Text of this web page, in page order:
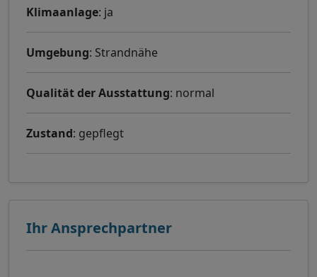
Klimaanlage: ja
Umgebung: Strandnähe
Qualität der Ausstattung: normal
Zustand: gepflegt
Ihr Ansprechpartner